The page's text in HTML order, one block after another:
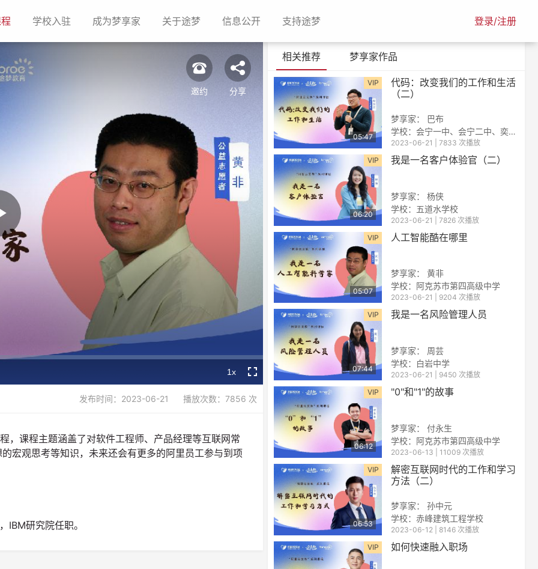
(current)学校入驻(current)成为梦享家(current)关于途梦(current)信息公开(current)支持途梦(current) 登录/注册
Playback
Rate
1x Fullscreen
邀约 分享
发布时间：2023-06-21 播放次数：7856 次
，课程主题涵盖了对软件工程师、产品经理等互联网常
宏观思考等知识，未来还会有更多的阿里员工参与到项
研究院任职。
相关推荐 梦享家作品
VIP
05:47
代码：改变我们的工作和生活
（二）
梦享家： 巴布
学校：会宁一中、会宁二中、奕聪中学、北部湾高中
2023-06-21 | 7833 次播放
VIP
06:20
我是一名客户体验官（二）
梦享家： 杨侠
学校：五道水学校
2023-06-21 | 7826 次播放
VIP
05:07
人工智能酷在哪里
梦享家： 黄非
学校：阿克苏市第四高级中学
2023-06-21 | 9204 次播放
VIP
07:44
我是一名风险管理人员
梦享家： 周芸
学校：白岩中学
2023-06-21 | 9450 次播放
VIP
06:12
"0"和"1"的故事
梦享家： 付永生
学校：阿克苏市第四高级中学
2023-06-13 | 11009 次播放
VIP
06:53
解密互联网时代的工作和学习
方法（二）
梦享家： 孙中元
学校：赤峰建筑工程学校
2023-06-12 | 8146 次播放
VIP
如何快速融入职场